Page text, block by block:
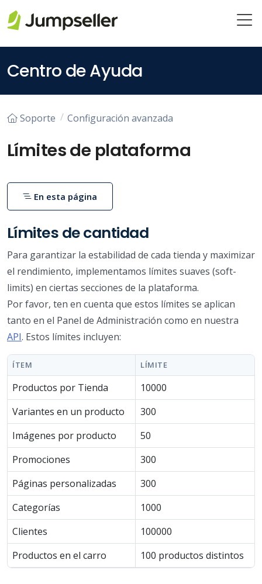
Centro de Ayuda
Soporte Configuración avanzada
Límites de plataforma
Límites de cantidad
Para garantizar la estabilidad de cada tienda y maximizar
el rendimiento, implementamos límites suaves (soft-
limits) en ciertas secciones de la plataforma.
Por favor, ten en cuenta que estos límites se aplican
tanto en el Panel de Administración como en nuestra
API. Estos límites incluyen:
ÍTEM LÍMITE
Productos por Tienda
10000
Variantes en un producto
300
Imágenes por producto
50
Promociones
300
Páginas personalizadas
300
Categorías
1000
Clientes
100000
Productos en el carro
100 productos distintos
En esta página